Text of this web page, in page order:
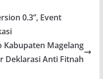
0.3”, Event
Magelang
Deklarasi Anti Fitnah